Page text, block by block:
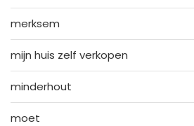
merksem
mijn huis zelf verkopen
minderhout
moet